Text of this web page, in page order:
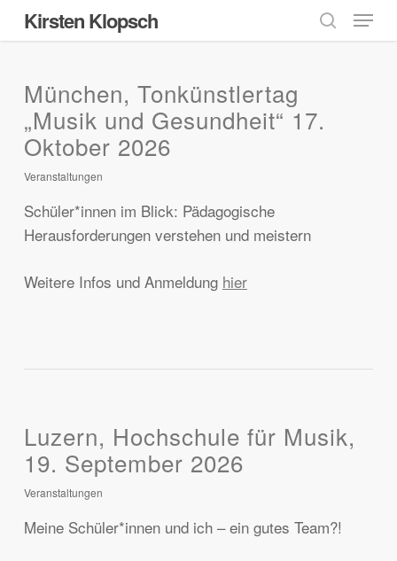
Skip
to
content
Kirsten Klopsch
search
Menu
München, Tonkünstlertag
„Musik und Gesundheit“ 17.
Oktober 2026
Veranstaltungen
Schüler*innen im Blick: Pädagogische
Herausforderungen verstehen und meistern
Weitere Infos und Anmeldung hier
Luzern, Hochschule für Musik,
19. September 2026
Veranstaltungen
Meine Schüler*innen und ich – ein gutes Team?!